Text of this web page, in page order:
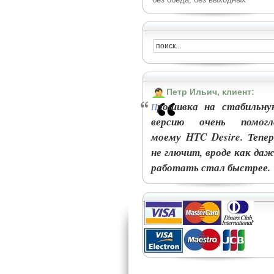
Петр Ильич, клиент:
Прошивка на
версию очень
моему HTC Desire.
не глючит, вроде как
работать стал быстрее.